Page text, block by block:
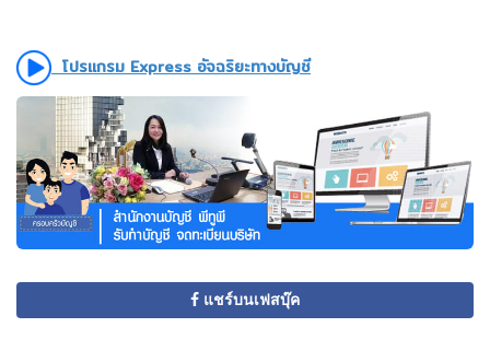
โปรแกรม Express อัจฉริยะทางบัญชี
แชร์บนเฟสบุ๊ค